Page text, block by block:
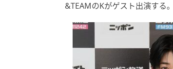
&TEAMのKがゲスト出演する。